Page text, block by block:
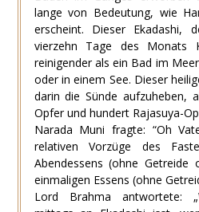
lange von Bedeutung, wie
erscheint. Dieser Ekadashi,
vierzehn Tage des Monats
reinigender als ein Bad im
oder in einem See. Dieser
darin die Sünde aufzuheben,
Opfer und hundert Rajasuya-
Narada Muni fragte: “Oh
relativen Vorzüge des
Abendessens (ohne
einmaligen Essens (ohne
Lord Brahma antwortete: